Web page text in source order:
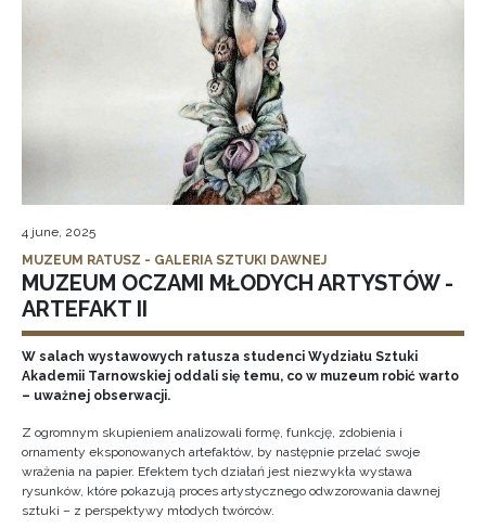
4 june, 2025
MUZEUM RATUSZ - GALERIA SZTUKI DAWNEJ
MUZEUM OCZAMI MŁODYCH ARTYSTÓW -
ARTEFAKT II
W salach wystawowych ratusza studenci Wydziału Sztuki
Akademii Tarnowskiej oddali się temu, co w muzeum robić warto
– uważnej obserwacji.
Z ogromnym skupieniem analizowali formę, funkcję, zdobienia i
ornamenty eksponowanych artefaktów, by następnie przelać swoje
wrażenia na papier. Efektem tych działań jest niezwykła wystawa
rysunków, które pokazują proces artystycznego odwzorowania dawnej
sztuki – z perspektywy młodych twórców.